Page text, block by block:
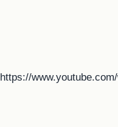
https://